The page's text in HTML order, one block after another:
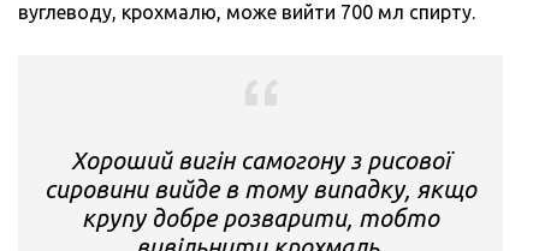
вуглеводу, крохмалю, може вийти 700 мл спирту.
Хороший вигін самогону з рисової
сировини вийде в тому випадку, якщо
крупу добре розварити, тобто